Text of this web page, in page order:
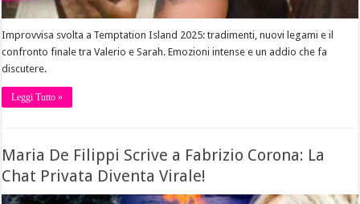
Improvvisa svolta a Temptation Island 2025: tradimenti, nuovi legami e il
confronto finale tra Valerio e Sarah. Emozioni intense e un addio che fa
discutere.
Leggi Tutto »
Maria De Filippi Scrive a Fabrizio Corona: La
Chat Privata Diventa Virale!